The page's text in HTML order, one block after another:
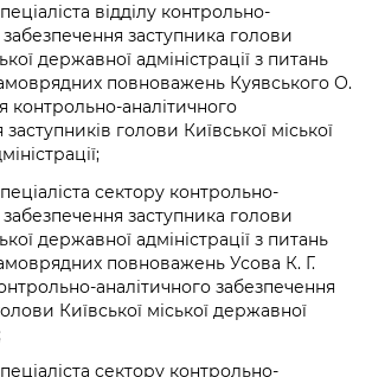
відділу контрольно-
забезпечення заступника голови
державної адміністрації з питань
повноважень Куявського О.
контрольно-аналітичного
голови Київської міської
сектору контрольно-
забезпечення заступника голови
державної адміністрації з питань
повноважень Усова К. Г.
аналітичного забезпечення
Київської міської державної
сектору контрольно-